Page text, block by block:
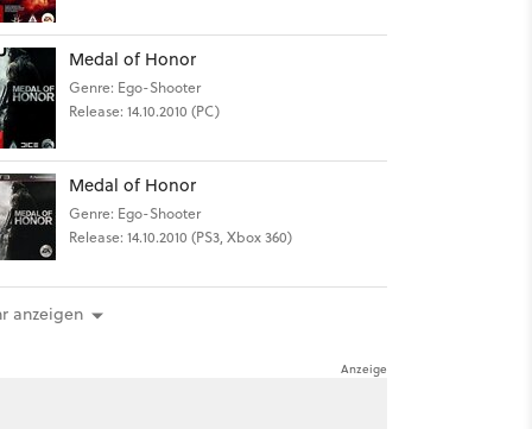
Medal of Honor
Genre: Ego-Shooter
Release: 14.10.2010 (PC)
Medal of Honor
Genre: Ego-Shooter
Release: 14.10.2010 (PS3, Xbox 360)
anzeigen